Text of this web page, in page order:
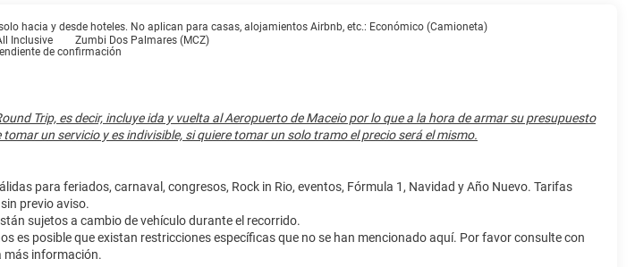
y teléfono.
4 restaurantes de este alojamiento. Relájate con un refresco en el bar en la playa, en el bar junto a la piscina o
desayuno continental gratuito todos los días de 07:00 a 10:00.
hacia y desde hoteles. No aplican para casas, alojamientos Airbnb, etc.: Económico (Camioneta)
Inclusive
Zumbi Dos Palmares (MCZ)
de confirmación
Trip, es decir, incluye ida y vuelta al Aeropuerto de Maceio por lo que a la hora de armar su presupuesto
tomar un servicio y es indivisible, si quiere tomar un solo tramo el precio será el mismo.
para feriados, carnaval, congresos, Rock in Rio, eventos, Fórmula 1, Navidad y Año Nuevo. Tarifas
previo aviso.
sujetos a cambio de vehículo durante el recorrido.
es posible que existan restricciones específicas que no se han mencionado aquí. Por favor consulte con
más información.